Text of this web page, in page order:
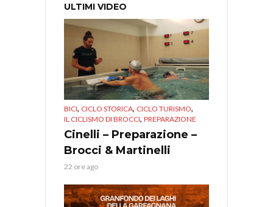
ULTIMI VIDEO
BICI, CICLO STORICA, CICLO TURISMO,
IL CICLISMO DI BROCCI, PREPARAZIONE
Cinelli – Preparazione –
Brocci & Martinelli
22 ore ago